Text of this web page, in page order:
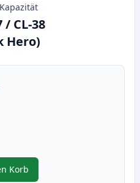
Kapazität
/ CL-38
Hero)
anzupassen
Korb
, 2 stück Canon PG-37 / CL-38